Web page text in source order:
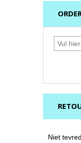
Niet